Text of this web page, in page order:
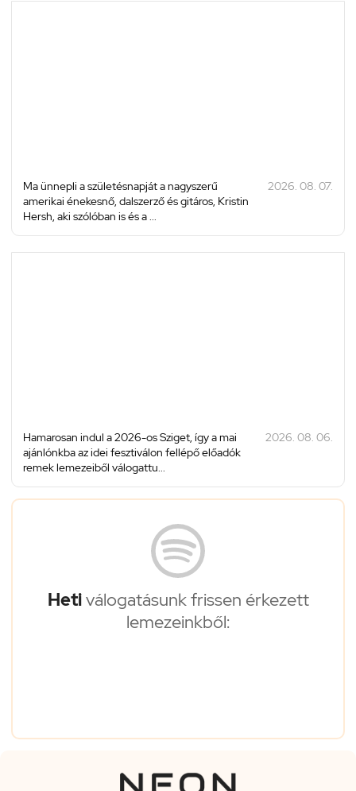
Ma ünnepli a születésnapját a nagyszerű
amerikai énekesnő, dalszerző és gitáros, Kristin
Hersh, aki szólóban is és a ...
2026. 08. 07.
Hamarosan indul a 2026-os Sziget, így a mai
ajánlónkba az idei fesztiválon fellépő előadók
remek lemezeiből válogattu...
2026. 08. 06.
Hetiválogatásunk frissen érkezett
lemezeinkből: